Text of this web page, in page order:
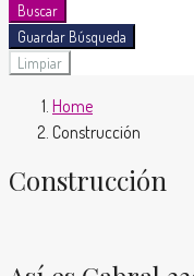
Buscar
Guardar Búsqueda
Limpiar
Home
Construcción
Construcción